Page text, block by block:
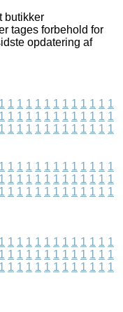
butikker
tages forbehold for
opdatering af
1 1 1 1 1 1 1 1 1 1 1 1 1
1 1 1 1 1 1 1 1 1 1 1 1 1
1 1 1 1 1 1 1 1 1 1 1 1 1
1 1 1 1 1 1 1 1 1 1 1 1 1
1 1 1 1 1 1 1 1 1 1 1 1 1
1 1 1 1 1 1 1 1 1 1 1 1 1
1 1 1 1 1 1 1 1 1 1 1 1 1
1 1 1 1 1 1 1 1 1 1 1 1 1
1 1 1 1 1 1 1 1 1 1 1 1 1